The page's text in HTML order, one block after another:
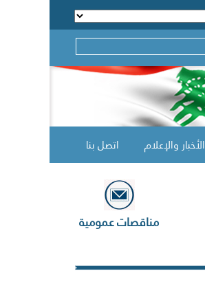
الأخبار والإعلام اتصل بنا
مناقصات عمومية